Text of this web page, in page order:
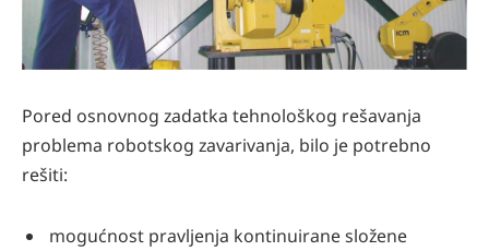
Pored osnovnog zadatka tehnološkog rešavanja
problema robotskog zavarivanja, bilo je potrebno
rešiti:
mogućnost pravljenja kontinuirane složene